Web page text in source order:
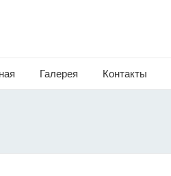
Галерея Контакты